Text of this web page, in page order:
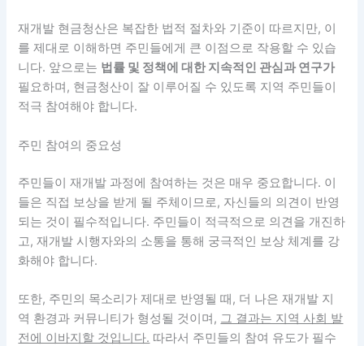
재개발 현금청산은 복잡한 법적 절차와 기준이 따르지만, 이
를 제대로 이해하면 주민들에게 큰 이점으로 작용할 수 있습
니다. 앞으로는 법률 및 정책에 대한 지속적인 관심과 연구가
필요하며, 현금청산이 잘 이루어질 수 있도록 지역 주민들이
적극 참여해야 합니다.
주민 참여의 중요성
주민들이 재개발 과정에 참여하는 것은 매우 중요합니다. 이
들은 직접 보상을 받게 될 주체이므로, 자신들의 의견이 반영
되는 것이 필수적입니다. 주민들이 적극적으로 의견을 개진하
고, 재개발 시행자와의 소통을 통해 궁극적인 보상 체계를 강
화해야 합니다.
또한, 주민의 목소리가 제대로 반영될 때, 더 나은 재개발 지
역 환경과 커뮤니티가 형성될 것이며, 그 결과는 지역 사회 발
전에 이바지할 것입니다. 따라서 주민들의 참여 유도가 필수